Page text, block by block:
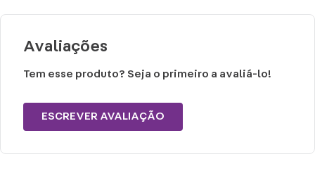
Tamanho GG: Calça 42 - 44
Peso: 0,300g
Lavar a mão com água fria.
Não usar alvejante.
Secar na horizontal.
Avaliações
Tem esse produto? Seja o primeiro a avaliá-lo!
ESCREVER AVALIAÇÃO